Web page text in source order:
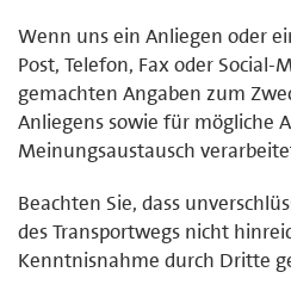
Wenn uns ein Anliegen oder
Post, Telefon, Fax oder
gemachten Angaben zum
Anliegens sowie für mögliche
Meinungsaustausch
Beachten Sie, dass
des Transportwegs nicht
Kenntnisnahme durch Dritte